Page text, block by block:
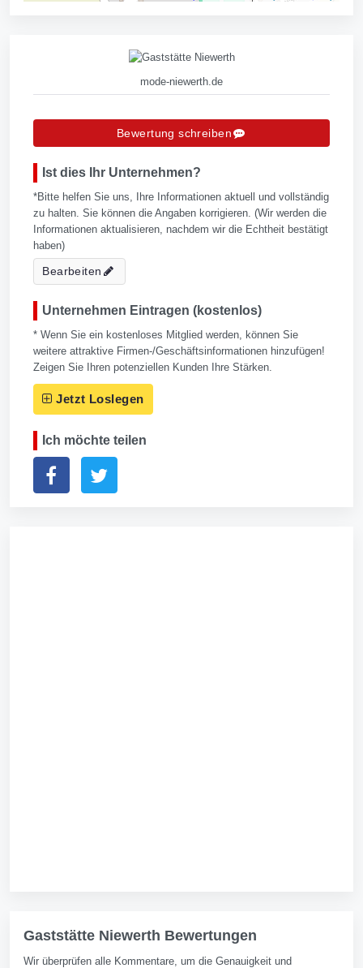
mode-niewerth.de
Bewertung schreiben
Ist dies Ihr Unternehmen?
*Bitte helfen Sie uns, Ihre Informationen aktuell und vollständig
zu halten. Sie können die Angaben korrigieren. (Wir werden die
Informationen aktualisieren, nachdem wir die Echtheit bestätigt
haben)
Bearbeiten
Unternehmen Eintragen (kostenlos)
* Wenn Sie ein kostenloses Mitglied werden, können Sie
weitere attraktive Firmen-/Geschäftsinformationen hinzufügen!
Zeigen Sie Ihren potenziellen Kunden Ihre Stärken.
Jetzt Loslegen
Ich möchte teilen
Gaststätte Niewerth Bewertungen
Wir überprüfen alle Kommentare, um die Genauigkeit und